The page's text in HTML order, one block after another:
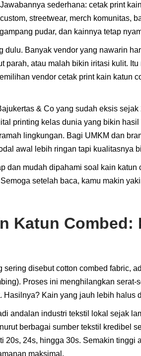
sederhana: cetak print
streetwear, merch komunitas,
pudar, dan kainnya tetap
dulu. Banyak vendor yang nawarin
parah, atau malah bikin iritasi kulit.
vendor cetak print kain katun
& Co yang sudah eksis
printing kelas dunia yang bikin
lingkungan. Bagi UMKM dan
awal lebih ringan tapi kualitasnya
dan mudah dipahami soal kain
setelah baca, kamu makin
Katun Combed:
sering disebut cotton combed fabric,
Proses ini menghilangkan
Hasilnya? Kain yang jauh lebih halus
andalan industri tekstil lokal sejak
berbagai sumber tekstil kredibel
20s, 24s, hingga 30s. Semakin
maksimal.